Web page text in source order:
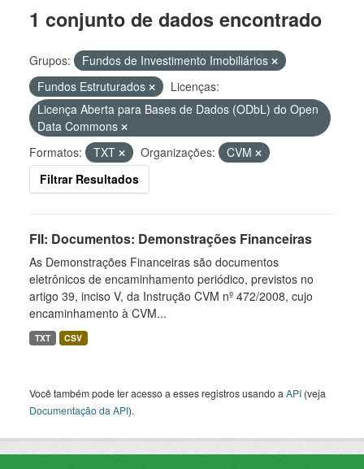
1 conjunto de dados encontrado
Grupos:
Fundos de Investimento Imobiliários
Fundos Estruturados
Licenças:
Licença Aberta para Bases de Dados (ODbL) do Open
Data Commons
Formatos:
TXT Organizações:
CVM
Filtrar Resultados
FII: Documentos: Demonstrações Financeiras
As Demonstrações Financeiras são documentos
eletrônicos de encaminhamento periódico, previstos no
artigo 39, inciso V, da Instrução CVM nº 472/2008, cujo
encaminhamento à CVM...
TXT CSV
Você também pode ter acesso a esses registros usando a API (veja
Documentação da API).